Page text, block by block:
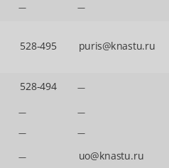
—
—
—
—
—
— —
—